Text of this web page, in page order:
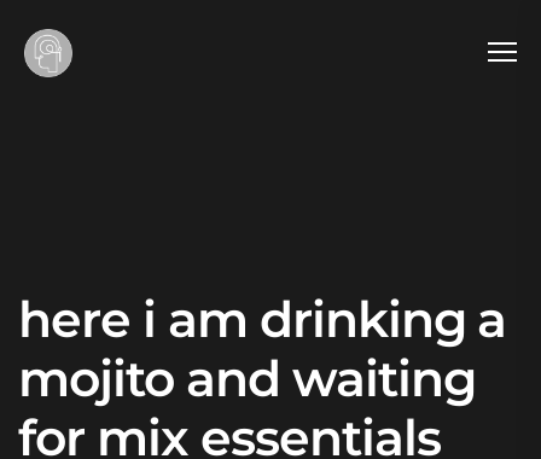
here i am drinking a
mojito and waiting
for mix essentials